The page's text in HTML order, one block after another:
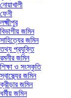
নোয়াখালী
ফেনী
লক্ষ্মীপুর
বিভাগীয় জমিন
সাহিত্যের জমিন
তথ্য প্রযুক্তি
রমনীর জমিন
শিক্ষা ও সংস্কৃতি
স্বাস্থ্যের জমিন
ক্রীড়ার জমিন
ধর্মীয় জমিন